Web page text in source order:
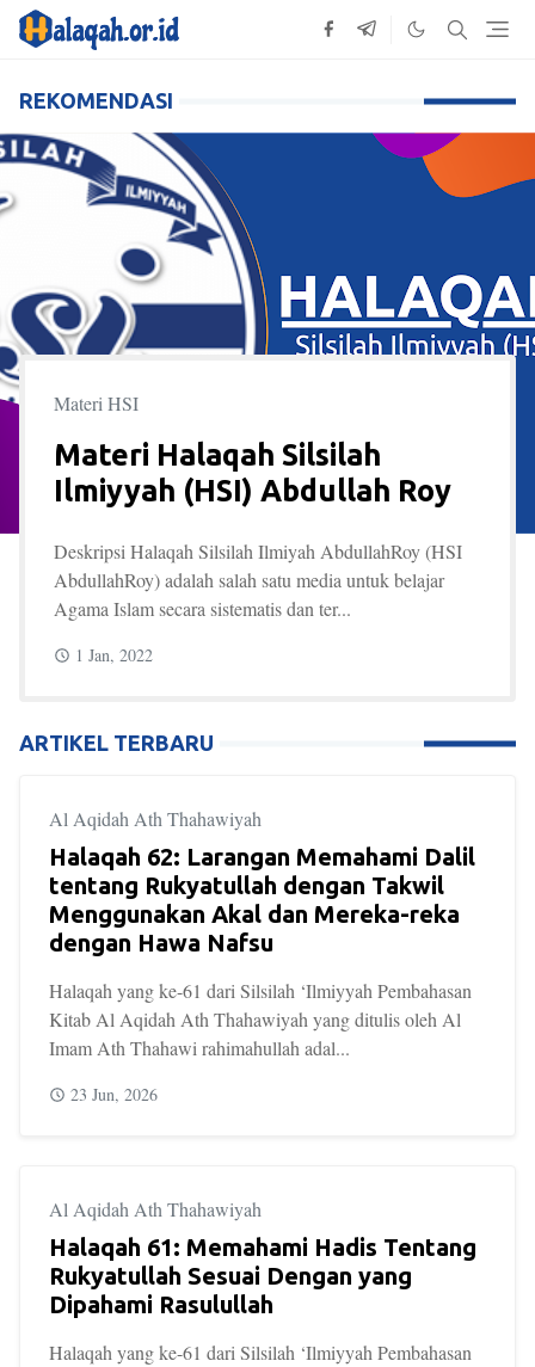
REKOMENDASI
Materi HSI
Materi Halaqah Silsilah
Ilmiyyah (HSI) Abdullah Roy
Deskripsi Halaqah Silsilah Ilmiyah AbdullahRoy (HSI
AbdullahRoy) adalah salah satu media untuk belajar
Agama Islam secara sistematis dan ter...
1 Jan, 2022
ARTIKEL TERBARU
Al Aqidah Ath Thahawiyah
Halaqah 62: Larangan Memahami Dalil
tentang Rukyatullah dengan Takwil
Menggunakan Akal dan Mereka-reka
dengan Hawa Nafsu
Halaqah yang ke-61 dari Silsilah ‘Ilmiyyah Pembahasan
Kitab Al Aqidah Ath Thahawiyah yang ditulis oleh Al
Imam Ath Thahawi rahimahullah adal...
23 Jun, 2026
Al Aqidah Ath Thahawiyah
Halaqah 61: Memahami Hadis Tentang
Rukyatullah Sesuai Dengan yang
Dipahami Rasulullah
Halaqah yang ke-61 dari Silsilah ‘Ilmiyyah Pembahasan